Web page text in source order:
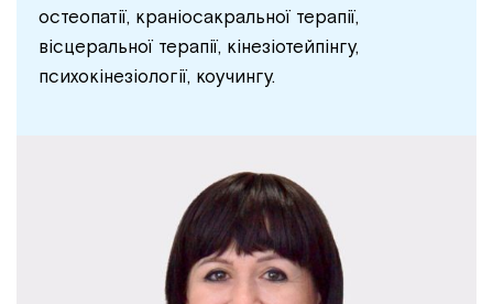
остеопатії, краніосакральної терапії,
вісцеральної терапії, кінезіотейпінгу,
психокінезіології, коучингу.